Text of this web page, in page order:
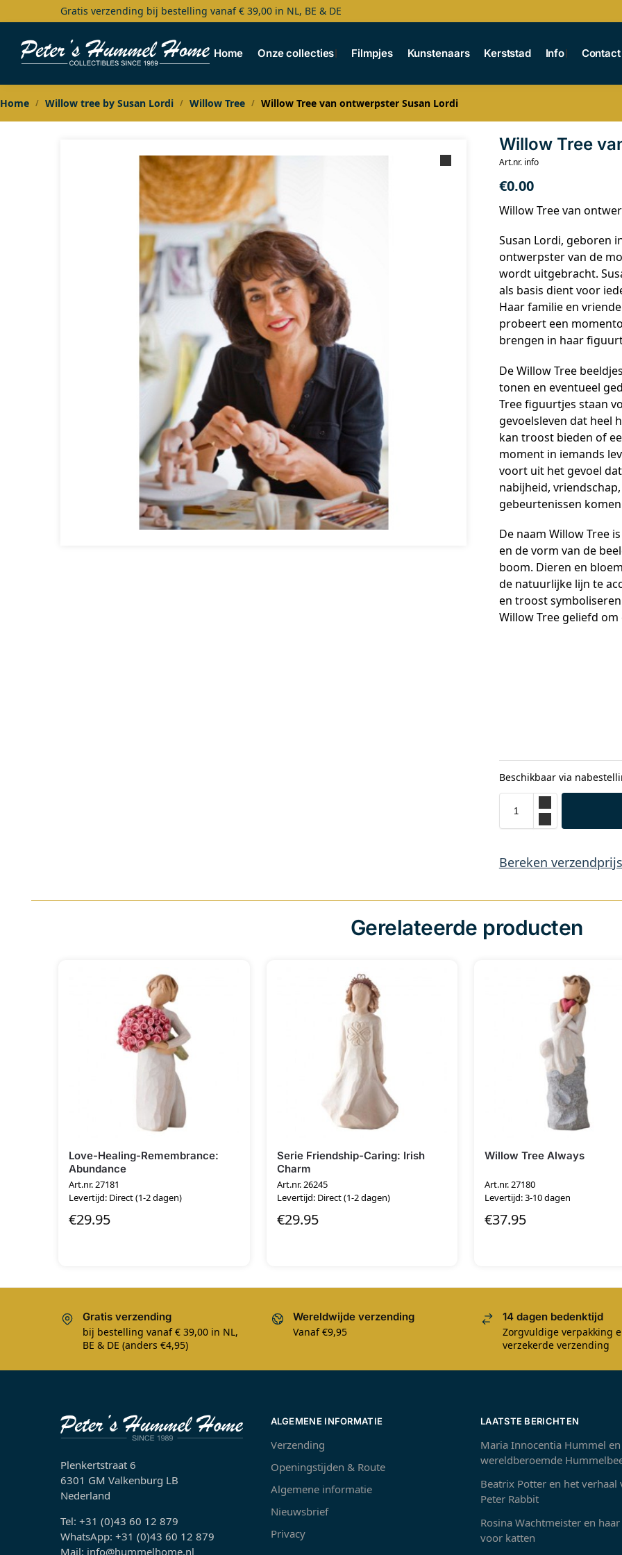
Gratis verzending bij bestelling vanaf € 39,00 in NL, BE & DE
Home Onze collecties Filmpjes Kunstenaars Kerststad Info Contact
Search
Home / Willow tree by Susan Lordi / Willow Tree / Willow Tree van ontwerpster Susan Lordi
Willow Tree
Art.nr. info
€0.00
Willow Tree van
Susan Lordi, geboren
ontwerpster van de
wordt uitgebracht.
als basis dient voor
Haar familie en
probeert een
brengen in haar
De Willow Tree
tonen en eventueel
Tree figuurtjes staan
gevoelsleven dat heel
kan troost bieden of
moment in iemands
voort uit het gevoel
nabijheid,
gebeurtenissen
De naam Willow Tree
en de vorm van de
boom. Dieren en
de natuurlijke lijn te
en troost
Willow Tree geliefd
Beschikbaar via
Bereken verzendprijs
Gerelateerde producten
Love-Healing-Remembrance:
Abundance
Art.nr. 27181
Levertijd: Direct (1-2 dagen)
€29.95
Serie Friendship-Caring: Irish
Charm
Art.nr. 26245
Levertijd: Direct (1-2 dagen)
€29.95
Willow Tree Always
Art.nr. 27180
Levertijd: 3-10 dagen
€37.95
Gratis verzending
bij bestelling vanaf € 39,00 in NL,
BE & DE (anders €4,95)
Wereldwijde verzending
Vanaf €9,95
14 dagen bedenktijd
Zorgvuldige verpakking
verzekerde verzending
Plenkertstraat 6
6301 GM Valkenburg LB
Nederland
Tel: +31 (0)43 60 12 879
WhatsApp: +31 (0)43 60 12 879
Mail: info@hummelhome.nl
ALGEMENE INFORMATIE
Verzending
Openingstijden & Route
Algemene informatie
Nieuwsbrief
Privacy
LAATSTE BERICHTEN
Maria Innocentia Hummel
wereldberoemde
Beatrix Potter en het verhaal
Peter Rabbit
Rosina Wachtmeister en
voor katten